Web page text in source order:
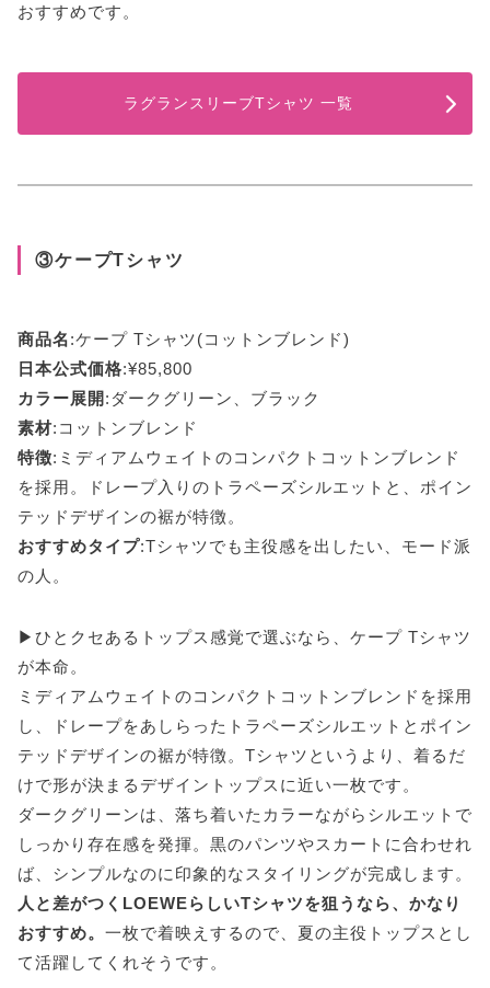
おすすめです。
ラグランスリーブTシャツ 一覧
③ケープTシャツ
商品名:ケープ Tシャツ(コットンブレンド)
日本公式価格:¥85,800
カラー展開 :ダークグリーン、ブラック
素材:コットンブレンド
特徴:ミディアムウェイトのコンパクトコットンブレンド
を採用。ドレープ入りのトラペーズシルエットと、ポイン
テッドデザインの裾が特徴。
おすすめタイプ:Tシャツでも主役感を出したい、モード派
の人。
▶ひとクセあるトップス感覚で選ぶなら、ケープ Tシャツ
が本命。
ミディアムウェイトのコンパクトコットンブレンドを採用
し、ドレープをあしらったトラペーズシルエットとポイン
テッドデザインの裾が特徴。Tシャツというより、着るだ
けで形が決まるデザイントップスに近い一枚です。
ダークグリーンは、落ち着いたカラーながらシルエットで
しっかり存在感を発揮。黒のパンツやスカートに合わせれ
ば、シンプルなのに印象的なスタイリングが完成します。
人と差がつくLOEWEらしいTシャツを狙うなら、かなり
おすすめ。 一枚で着映えするので、夏の主役トップスとし
て活躍してくれそうです。